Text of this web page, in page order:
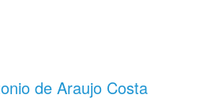
de Araujo Costa